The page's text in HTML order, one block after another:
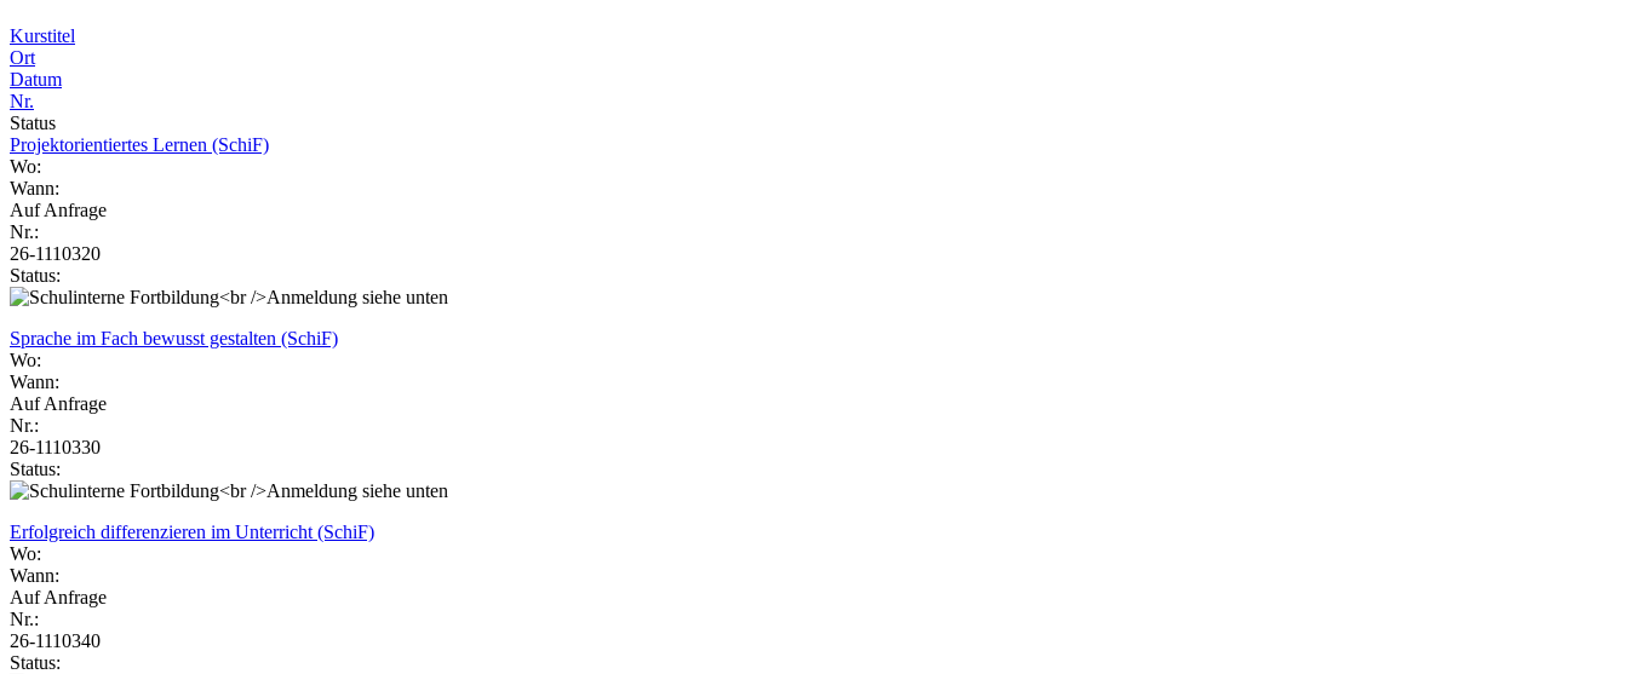
Kurstitel
Ort
Datum
Nr.
Status
Projektorientiertes Lernen (SchiF)
Wo:
Wann:
Auf Anfrage
Nr.:
26-1110320
Status:
Sprache im Fach bewusst gestalten (SchiF)
Wo:
Wann:
Auf Anfrage
Nr.:
26-1110330
Status:
Erfolgreich differenzieren im Unterricht (SchiF)
Wo:
Wann:
Auf Anfrage
Nr.:
26-1110340
Status: